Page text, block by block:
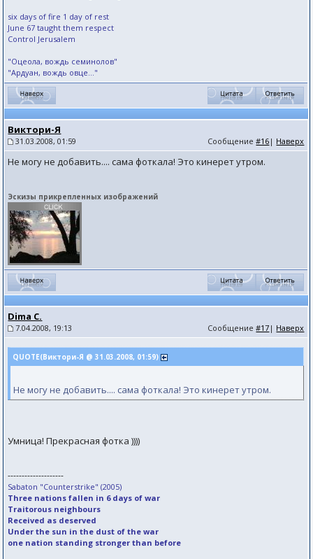
six days of fire 1 day of rest
June 67 taught them respect
Control Jerusalem
"Оцеола, вождь семинолов"
"Ардуан, вождь овце..."
Виктори-Я
31.03.2008, 01:59 Сообщение#16 | Наверх
Не могу не добавить.... сама фоткала! Это кинерет утром.
Эскизы прикрепленных изображений
Dima C.
7.04.2008, 19:13 Сообщение#17 | Наверх
QUOTE(Виктори-Я @ 31.03.2008, 01:59)
Не могу не добавить.... сама фоткала! Это кинерет утром.
Умница! Прекрасная фотка ))))
--------------------
Sabaton "Counterstrike" (2005)
Three nations fallen in 6 days of war
Traitorous neighbours
Received as deserved
Under the sun in the dust of the war
one nation standing stronger than before